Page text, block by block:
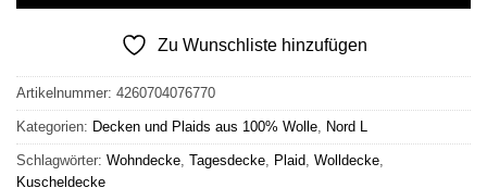
Zu Wunschliste hinzufügen
Artikelnummer: 4260704076770
Kategorien: Decken und Plaids aus 100% Wolle Nord L
Schlagwörter: Wohndecke Tagesdecke Plaid Wolldecke
Kuscheldecke